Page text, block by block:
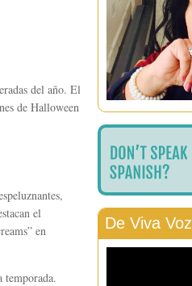
del año. El
de Halloween
el
en
temporada.
De Viva Voz